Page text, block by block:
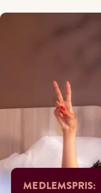
MEDLEMSPRIS: